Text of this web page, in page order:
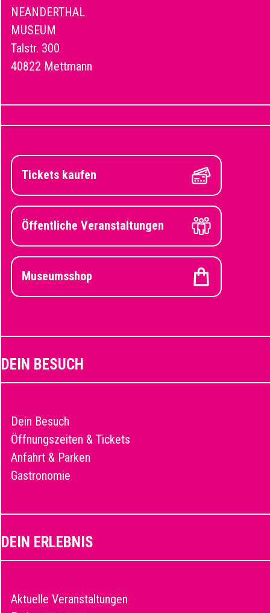
NEANDERTHAL
MUSEUM
Talstr. 300
40822 Mettmann
Tickets kaufen
Öffentliche Veranstaltungen
Museumsshop
DEIN BESUCH
Dein Besuch
Öffnungszeiten & Tickets
Anfahrt & Parken
Gastronomie
DEIN ERLEBNIS
Aktuelle Veranstaltungen